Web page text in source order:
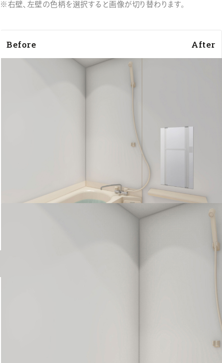
右壁、左壁の色柄を選択すると画像が切り替わります。
Before After